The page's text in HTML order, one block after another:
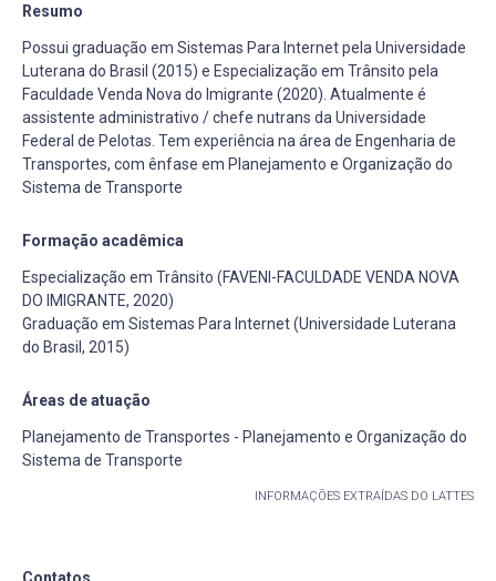
Resumo
Possui graduação em Sistemas Para Internet pela Universidade
Luterana do Brasil (2015) e Especialização em Trânsito pela
Faculdade Venda Nova do Imigrante (2020). Atualmente é
assistente administrativo / chefe nutrans da Universidade
Federal de Pelotas. Tem experiência na área de Engenharia de
Transportes, com ênfase em Planejamento e Organização do
Sistema de Transporte
Formação acadêmica
Especialização em Trânsito (FAVENI-FACULDADE VENDA NOVA
DO IMIGRANTE, 2020)
Graduação em Sistemas Para Internet (Universidade Luterana
do Brasil, 2015)
Áreas de atuação
Planejamento de Transportes - Planejamento e Organização do
Sistema de Transporte
INFORMAÇÕES EXTRAÍDAS DO LATTES